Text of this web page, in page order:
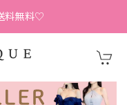
料無料♡